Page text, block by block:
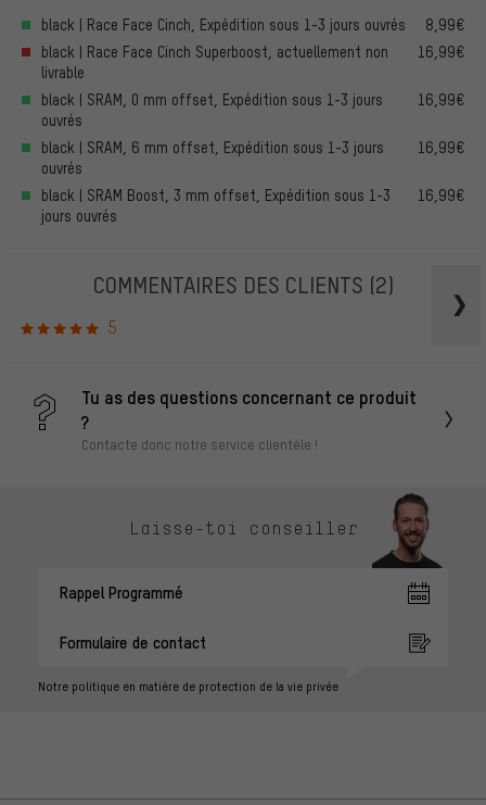
black | Race Face Cinch, Expédition sous 1-3 jours ouvrés
8,99€
black | Race Face Cinch Superboost, actuellement non
livrable
16,99€
black | SRAM, 0 mm offset, Expédition sous 1-3 jours
ouvrés
16,99€
black | SRAM, 6 mm offset, Expédition sous 1-3 jours
ouvrés
16,99€
black | SRAM Boost, 3 mm offset, Expédition sous 1-3
jours ouvrés
16,99€
COMMENTAIRES DES CLIENTS (2)
5
Tu as des questions concernant ce produit
?
Contacte donc notre service clientèle !
Laisse-toi conseiller
Rappel Programmé
Formulaire de contact
Notre politique en matière de protection de la vie privée